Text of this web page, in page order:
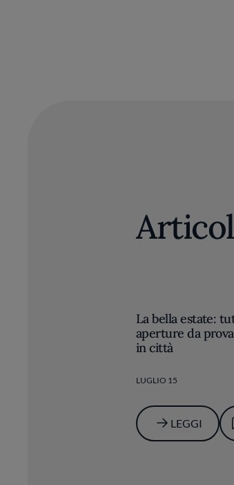
La bella estate:
aperture da
in città
LUGLIO 15
LEGGI